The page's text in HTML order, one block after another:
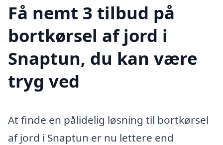
Få nemt 3 tilbud på
bortkørsel af jord i
Snaptun, du kan være
tryg ved
At finde en pålidelig løsning til bortkørsel
af jord i Snaptun er nu lettere end